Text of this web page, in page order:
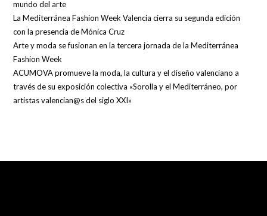
mundo del arte
La Mediterránea Fashion Week Valencia cierra su segunda edición
con la presencia de Mónica Cruz
Arte y moda se fusionan en la tercera jornada de la Mediterránea
Fashion Week
ACUMOVA promueve la moda, la cultura y el diseño valenciano a
través de su exposición colectiva «Sorolla y el Mediterráneo, por
artistas valencian@s del siglo XXI»